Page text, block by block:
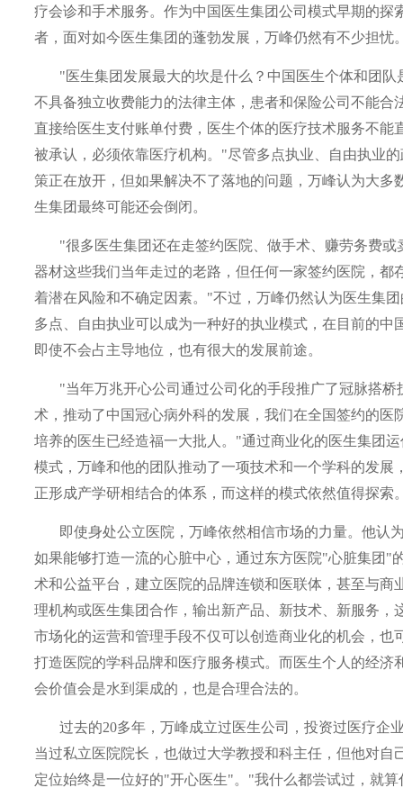
疗会诊和手术服务。作为中国医生集团公司模式早期的探
者，面对如今医生集团的蓬勃发展，万峰仍然有不少担忧
"医生集团发展最大的坎是什么？中国医生个体和团队
不具备独立收费能力的法律主体，患者和保险公司不能合
直接给医生支付账单付费，医生个体的医疗技术服务不能
被承认，必须依靠医疗机构。"尽管多点执业、自由执业的
策正在放开，但如果解决不了落地的问题，万峰认为大多
生集团最终可能还会倒闭。
"很多医生集团还在走签约医院、做手术、赚劳务费或
器材这些我们当年走过的老路，但任何一家签约医院，都
着潜在风险和不确定因素。"不过，万峰仍然认为医生集团
多点、自由执业可以成为一种好的执业模式，在目前的中
即使不会占主导地位，也有很大的发展前途。
"当年万兆开心公司通过公司化的手段推广了冠脉搭桥
术，推动了中国冠心病外科的发展，我们在全国签约的医
培养的医生已经造福一大批人。"通过商业化的医生集团运
模式，万峰和他的团队推动了一项技术和一个学科的发展
正形成产学研相结合的体系，而这样的模式依然值得探索
即使身处公立医院，万峰依然相信市场的力量。他认
如果能够打造一流的心脏中心，通过东方医院"心脏集团"
术和公益平台，建立医院的品牌连锁和医联体，甚至与商
理机构或医生集团合作，输出新产品、新技术、新服务，
市场化的运营和管理手段不仅可以创造商业化的机会，也
打造医院的学科品牌和医疗服务模式。而医生个人的经济
会价值会是水到渠成的，也是合理合法的。
过去的20多年，万峰成立过医生公司，投资过医疗企
当过私立医院院长，也做过大学教授和科主任，但他对自
定位始终是一位好的"开心医生"。"我什么都尝试过，就算